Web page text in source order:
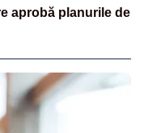
aprobă planurile de